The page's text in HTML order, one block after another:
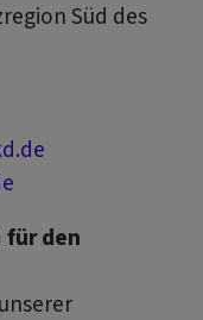
Süd des
für den